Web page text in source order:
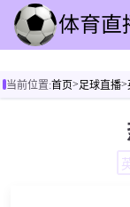
足球直播
当前位置:首页>足球直播>